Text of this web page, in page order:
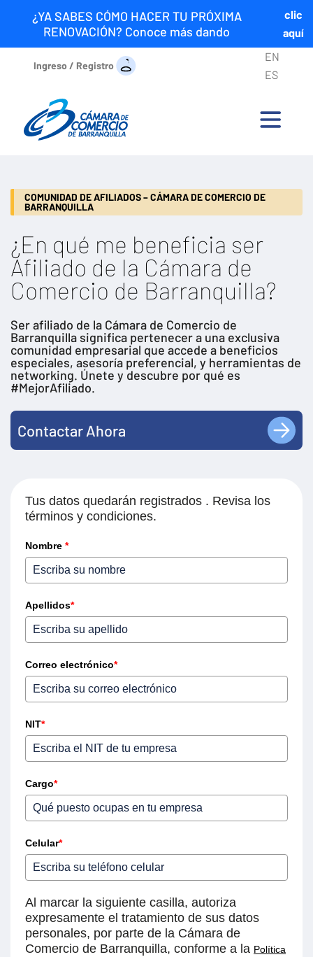
¿YA SABES CÓMO HACER TU PRÓXIMA
RENOVACIÓN? Conoce más dando
clic
aquí
Ingreso / Registro
EN
ES
COMUNIDAD DE AFILIADOS – CÁMARA DE COMERCIO DE
BARRANQUILLA
¿En qué me beneficia ser
Afiliado de la Cámara de
Comercio de Barranquilla?
Ser afiliado de la Cámara de Comercio de
Barranquilla significa pertenecer a una exclusiva
comunidad empresarial que accede a beneficios
especiales, asesoría preferencial, y herramientas de
networking. Únete y descubre por qué es
#MejorAfiliado.
Contactar Ahora
Tus datos quedarán registrados . Revisa los
términos y condiciones.
Nombre *
Apellidos*
Correo electrónico*
NIT*
Cargo*
Celular*
Al marcar la siguiente casilla, autoriza
expresamente el tratamiento de sus datos
personales, por parte de la Cámara de
Comercio de Barranquilla, conforme a la Política